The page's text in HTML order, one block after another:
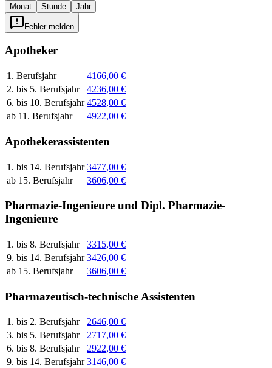
Monat Stunde Jahr
Fehler melden
Apotheker
1. Berufsjahr
4166,00 €
2. bis 5. Berufsjahr
4236,00 €
6. bis 10. Berufsjahr 4528,00 €
ab 11. Berufsjahr
4922,00 €
Apothekerassistenten
1. bis 14. Berufsjahr 3477,00 €
ab 15. Berufsjahr
3606,00 €
Pharmazie-Ingenieure und Dipl. Pharmazie-
Ingenieure
1. bis 8. Berufsjahr
3315,00 €
9. bis 14. Berufsjahr 3426,00 €
ab 15. Berufsjahr
3606,00 €
Pharmazeutisch-technische Assistenten
1. bis 2. Berufsjahr
2646,00 €
3. bis 5. Berufsjahr
2717,00 €
6. bis 8. Berufsjahr
2922,00 €
9. bis 14. Berufsjahr 3146,00 €